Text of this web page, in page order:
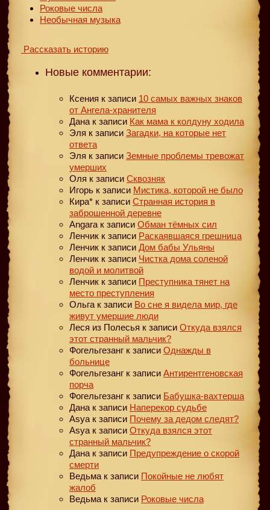
Роковые числа
Необычная музыка
Рассказать историю
Новые комментарии:
Ксения к записи 10 самых важных знаков
от Ангела-хранителя
Дана к записи Как мама к колдуну ходила
Эля к записи Загадки, на которые нет
ответа
Эля к записи Земные проблемы тревожат
умерших
Оля к записи Сквозняк
Игорь к записи Мистика, которой не было
Кира* к записи Странная история в
заброшенной деревне
Angara к записи Обман тёмных сил
Ленчик к записи Раскаявшаяся грешница
Ленчик к записи Дом бабы Ульяны
Ленчик к записи Чистка дома соленой
водой и молитвой
Ленчик к записи Преступника тянет на
место преступления
Ольга к записи Во сне я видела мир, где
живут умершие люди
Леся из Полесья к записи Откуда взялся
этот странный мальчик?
Фогельгезанг к записи Однажды в
больнице
Фогельгезанг к записи Антирентгеновская
порча
Фогельгезанг к записи Бабушка-вахтерша
Дана к записи Наперекор судьбе
Asya к записи Почему за дедом следят?
Asya к записи Откуда взялся этот
странный мальчик?
Дана к записи Предупреждение о скорой
смерти
Ведьма к записи Покойные не любят
жалоб
Ведьма к записи Роковые числа